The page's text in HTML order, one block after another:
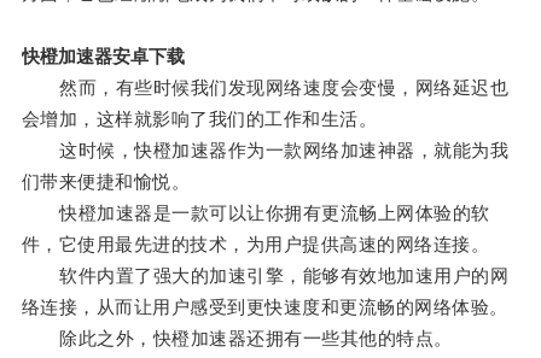
快橙加速器安卓下载
然而，有些时候我们发现网络速度会变慢，网络延迟也
会增加，这样就影响了我们的工作和生活。
这时候，快橙加速器作为一款网络加速神器，就能为我
们带来便捷和愉悦。
快橙加速器是一款可以让你拥有更流畅上网体验的软
件，它使用最先进的技术，为用户提供高速的网络连接。
软件内置了强大的加速引擎，能够有效地加速用户的网
络连接，从而让用户感受到更快速度和更流畅的网络体验。
除此之外，快橙加速器还拥有一些其他的特点。